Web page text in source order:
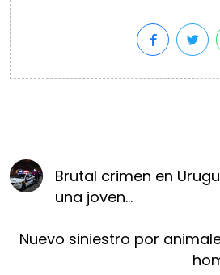
Brutal crimen en
una joven...
Nuevo siniestro por